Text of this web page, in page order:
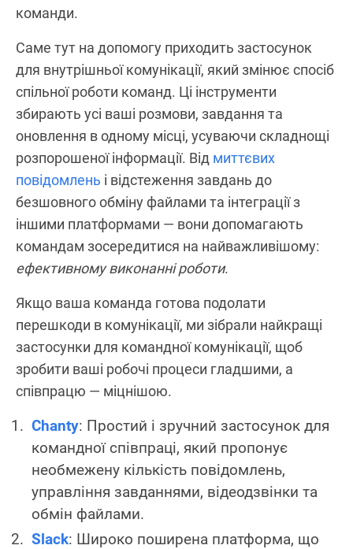
команди.
Саме тут на допомогу приходить застосунок
для внутрішньої комунікації, який змінює спосіб
спільної роботи команд. Ці інструменти
збирають усі ваші розмови, завдання та
оновлення в одному місці, усуваючи складнощі
розпорошеної інформації. Від миттєвих
повідомлень і відстеження завдань до
безшовного обміну файлами та інтеграції з
іншими платформами — вони допомагають
командам зосередитися на найважливішому:
ефективному виконанні роботи.
Якщо ваша команда готова подолати
перешкоди в комунікації, ми зібрали найкращі
застосунки для командної комунікації, щоб
зробити ваші робочі процеси гладшими, а
співпрацю — міцнішою.
Chanty: Простий і зручний застосунок для
командної співпраці, який пропонує
необмежену кількість повідомлень,
управління завданнями, відеодзвінки та
обмін файлами.
Slack: Широко поширена платформа, що